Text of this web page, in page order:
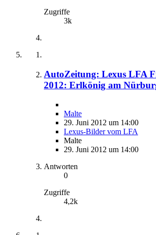
Zugriffe
3k
AutoZeitung: Lexus LFA
2012: Erlkönig am
Malte
29. Juni 2012 um 14:00
Lexus-Bilder vom LFA
Malte
29. Juni 2012 um 14:00
Antworten
0
Zugriffe
4,2k